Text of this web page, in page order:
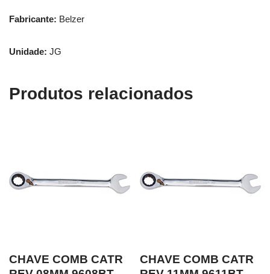
Fabricante: Belzer
Unidade: JG
Produtos relacionados
CHAVE COMB CATR
CHAVE COMB CATR